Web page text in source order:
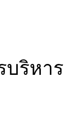
บริหาร